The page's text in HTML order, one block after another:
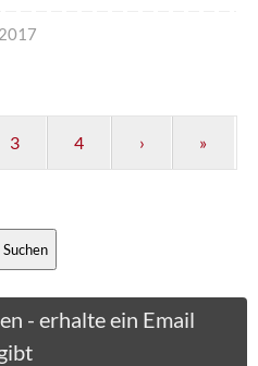
3 4 › »
Suchen
- erhalte ein Email